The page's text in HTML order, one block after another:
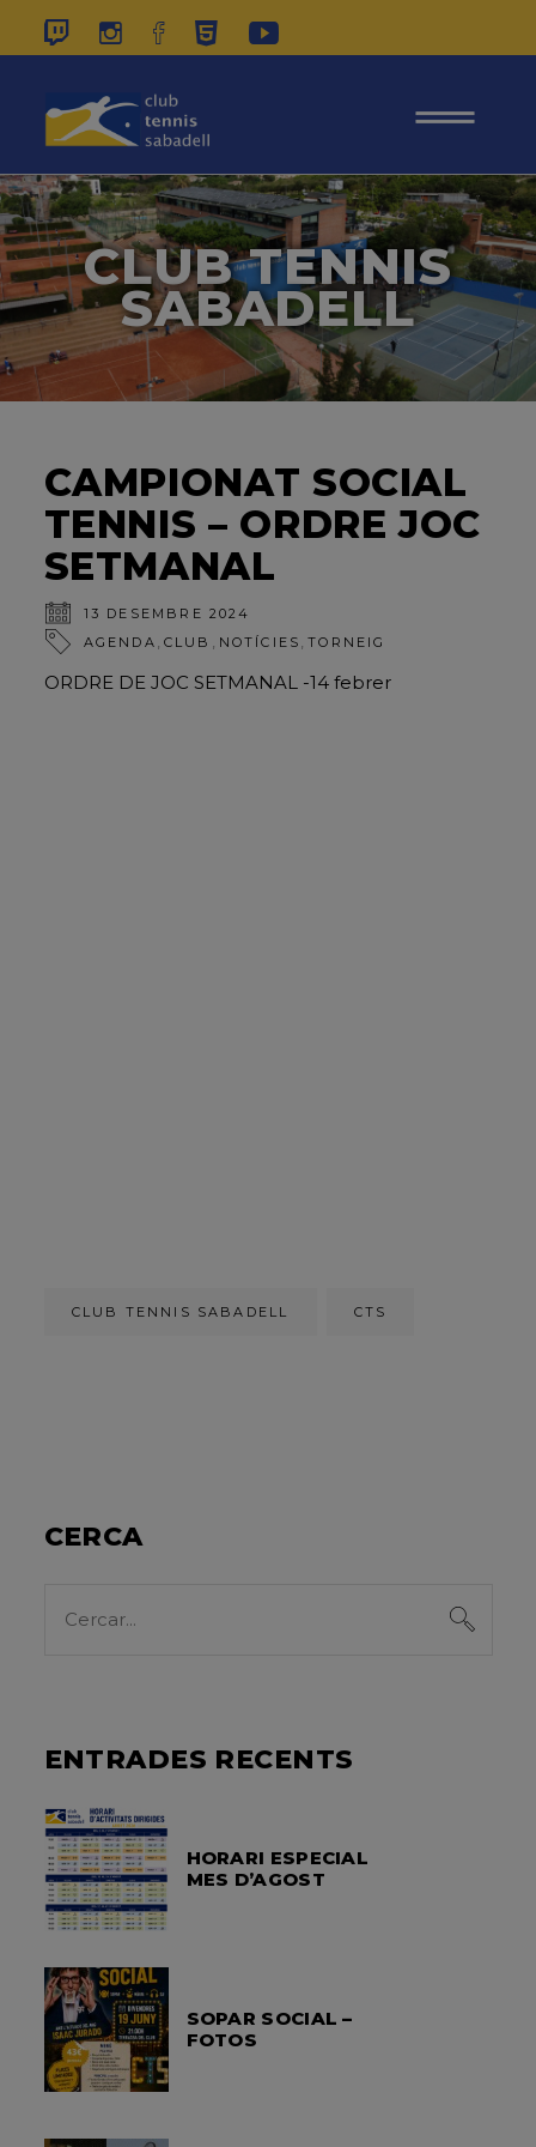
CLUB TENNIS
SABADELL
CAMPIONAT SOCIAL
TENNIS – ORDRE JOC
SETMANAL
13 DESEMBRE 2024
AGENDA CLUB NOTÍCIES ,TORNEIG
ORDRE DE JOC SETMANAL -14 febrer
CLUB TENNIS SABADELL CTS
CERCA
for:
ENTRADES RECENTS
HORARI ESPECIAL
MES D’AGOST
SOPAR SOCIAL –
FOTOS